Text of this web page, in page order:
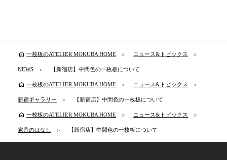
home 一枚板のATELIER MOKUBA HOME ニュース&トピックス
NEWS 【新宿店】中間色の一枚板について
home 一枚板のATELIER MOKUBA HOME ニュース&トピックス
新宿ギャラリー 【新宿店】中間色の一枚板について
home 一枚板のATELIER MOKUBA HOME ニュース&トピックス
家具のはなし 【新宿店】中間色の一枚板について